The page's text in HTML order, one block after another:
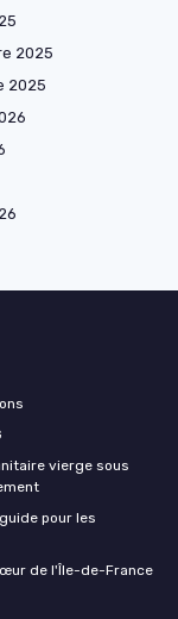
2025
2025
vierge sous
pour les
de l'Île-de-France